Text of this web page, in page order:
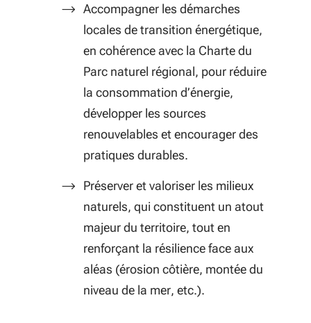
Accompagner les démarches
locales de transition énergétique,
en cohérence avec la Charte du
Parc naturel régional, pour réduire
la consommation d’énergie,
développer les sources
renouvelables et encourager des
pratiques durables.
Préserver et valoriser les milieux
naturels, qui constituent un atout
majeur du territoire, tout en
renforçant la résilience face aux
aléas (érosion côtière, montée du
niveau de la mer, etc.).